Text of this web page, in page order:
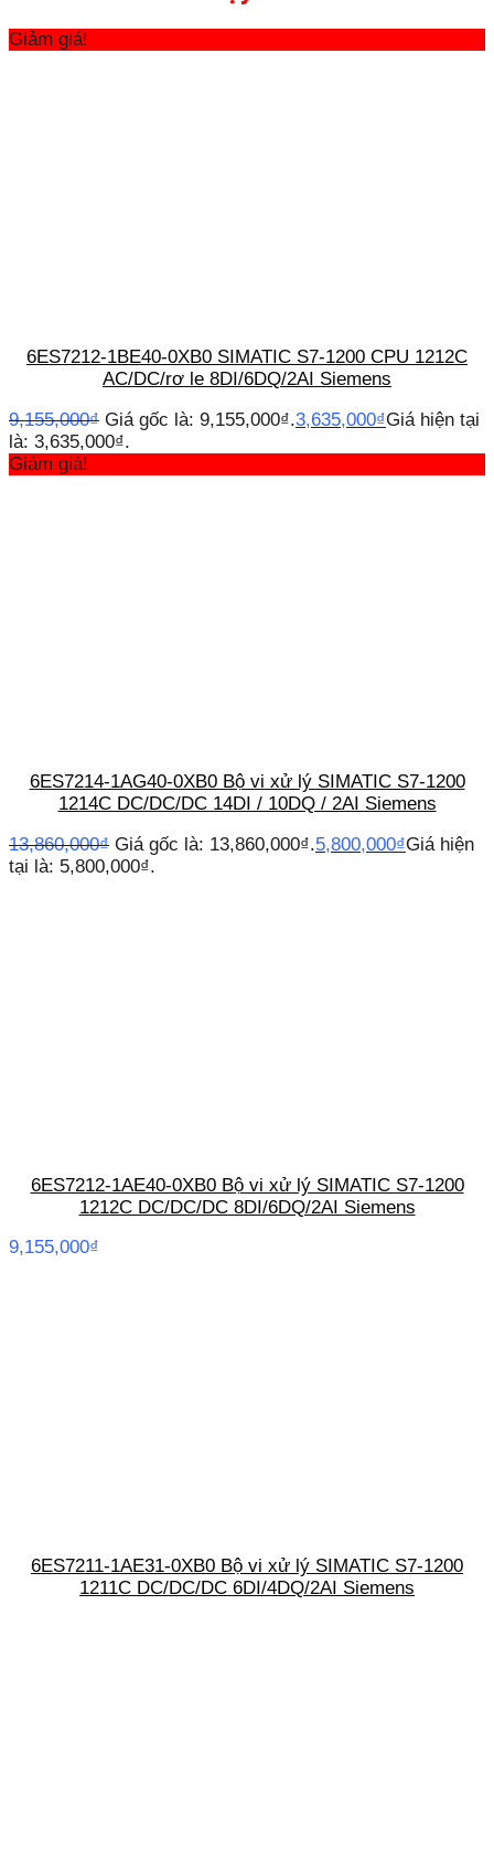
Giảm giá!
6ES7212-1BE40-0XB0 SIMATIC S7-1200 CPU 1212C
AC/DC/rơ le 8DI/6DQ/2AI Siemens
9,155,000₫ Giá gốc là: 9,155,000₫.3,635,000₫Giá hiện tại
là: 3,635,000₫.
Giảm giá!
6ES7214-1AG40-0XB0 Bộ vi xử lý SIMATIC S7-1200
1214C DC/DC/DC 14DI / 10DQ / 2AI Siemens
13,860,000₫ Giá gốc là: 13,860,000₫.5,800,000₫Giá hiện
tại là: 5,800,000₫.
6ES7212-1AE40-0XB0 Bộ vi xử lý SIMATIC S7-1200
1212C DC/DC/DC 8DI/6DQ/2AI Siemens
9,155,000₫
6ES7211-1AE31-0XB0 Bộ vi xử lý SIMATIC S7-1200
1211C DC/DC/DC 6DI/4DQ/2AI Siemens